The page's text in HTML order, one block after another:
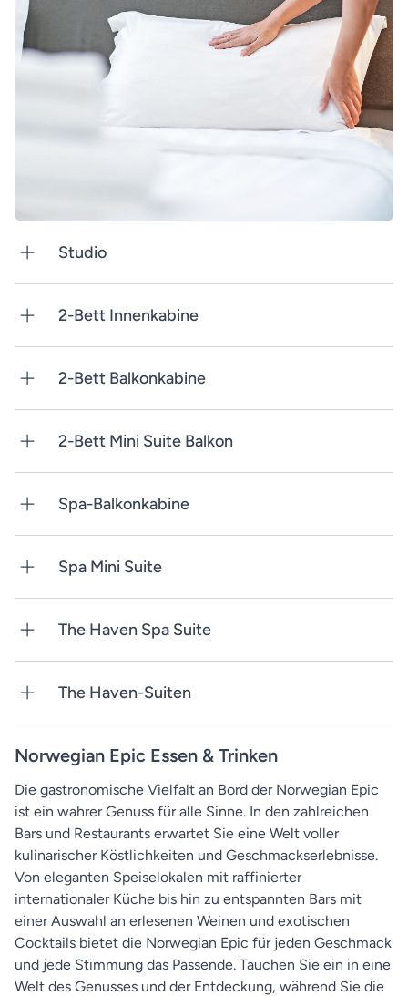
Studio
2-Bett Innenkabine
2-Bett Balkonkabine
2-Bett Mini Suite Balkon
Spa-Balkonkabine
Spa Mini Suite
The Haven Spa Suite
The Haven-Suiten
Norwegian Epic Essen & Trinken
Die gastronomische Vielfalt an Bord der Norwegian Epic
ist ein wahrer Genuss für alle Sinne. In den zahlreichen
Bars und Restaurants erwartet Sie eine Welt voller
kulinarischer Köstlichkeiten und Geschmackserlebnisse.
Von eleganten Speiselokalen mit raffinierter
internationaler Küche bis hin zu entspannten Bars mit
einer Auswahl an erlesenen Weinen und exotischen
Cocktails bietet die Norwegian Epic für jeden Geschmack
und jede Stimmung das Passende. Tauchen Sie ein in eine
Welt des Genusses und der Entdeckung, während Sie die